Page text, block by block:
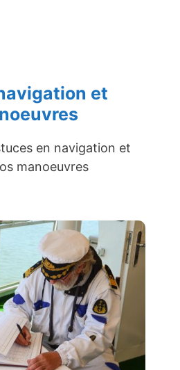
et
en navigation et
manoeuvres